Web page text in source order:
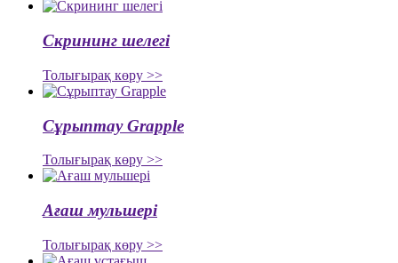
Скрининг шелегі
Толығырақ көру >>
Сұрыптау Grapple
Толығырақ көру >>
Ағаш мульшері
Толығырақ көру >>